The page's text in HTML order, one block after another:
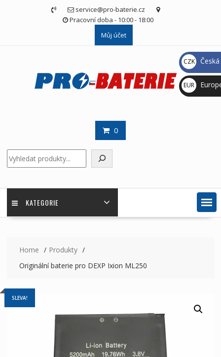
service@pro-baterie.cz
Pracovní doba - 10:00 - 18:00
Můj účet
0
KATEGORIE
Home
Produkty
Originální baterie pro DEXP Ixion ML250
SLEVA!
CZK
Kč
EUR
€